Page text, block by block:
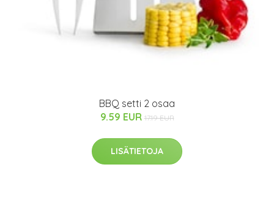
BBQ setti 2 osaa
9.59 EUR 17.19 EUR
LISÄTIETOJA